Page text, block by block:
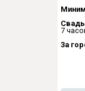
7
За